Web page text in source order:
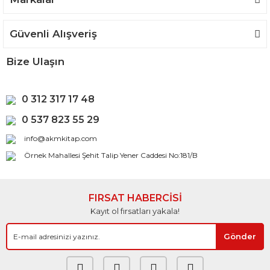
Güvenli Alışveriş
Bize Ulaşın
0 312 317 17 48
0 537 823 55 29
info@akmkitap.com
Örnek Mahallesi Şehit Talip Yener Caddesi No:181/B
FIRSAT HABERCİSİ
Kayıt ol fırsatları yakala!
Gönder